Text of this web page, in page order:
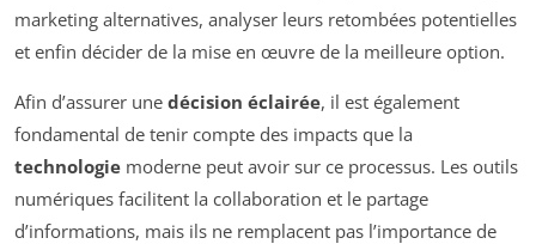
marketing alternatives, analyser leurs retombées potentielles
et enfin décider de la mise en œuvre de la meilleure option.
Afin d’assurer une décision éclairée, il est également
fondamental de tenir compte des impacts que la
technologie moderne peut avoir sur ce processus. Les outils
numériques facilitent la collaboration et le partage
d’informations, mais ils ne remplacent pas l’importance de